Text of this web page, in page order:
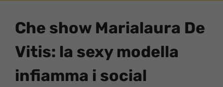
Che show Marialaura De
Vitis: la sexy modella
infiamma i social